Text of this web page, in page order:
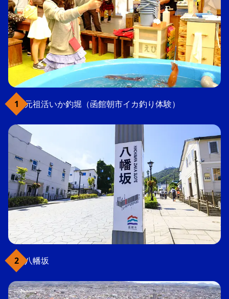
元祖活いか釣堀（函館朝市イカ釣り体験）
八幡坂